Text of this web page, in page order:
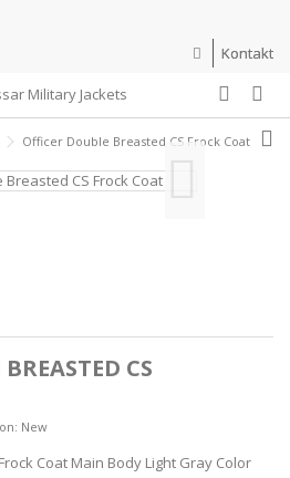
Kontakt
Officer Double Breasted CS Frock Coat
CS
New
Coat Main Body Light Gray Color